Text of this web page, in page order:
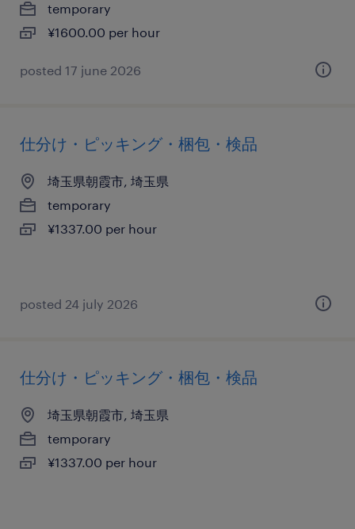
temporary
¥1600.00 per hour
posted 17 june 2026
仕分け・ピッキング・梱包・検品
埼玉県朝霞市, 埼玉県
temporary
¥1337.00 per hour
posted 24 july 2026
仕分け・ピッキング・梱包・検品
埼玉県朝霞市, 埼玉県
temporary
¥1337.00 per hour